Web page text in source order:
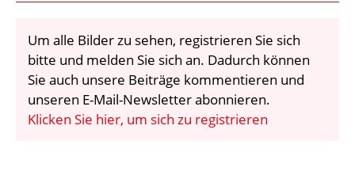
VIDEOS
BIBLIOTHEK
KRAN & BÜHNE
Um alle Bilder zu sehen, registrieren Sie sich
bitte und melden Sie sich an. Dadurch können
Sie auch unsere Beiträge kommentieren und
unseren E-Mail-Newsletter abonnieren.
Klicken Sie hier, um sich zu registrieren